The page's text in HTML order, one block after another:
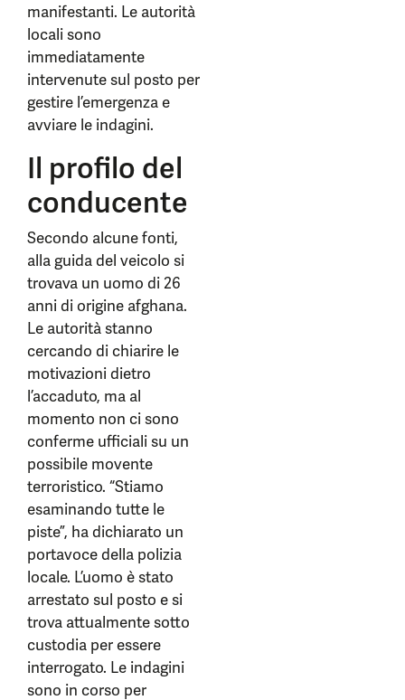
manifestanti. Le autorità
locali sono
immediatamente
intervenute sul posto per
gestire l’emergenza e
avviare le indagini.
Il profilo del
conducente
Secondo alcune fonti,
alla guida del veicolo si
trovava un uomo di 26
anni di origine afghana.
Le autorità stanno
cercando di chiarire le
motivazioni dietro
l’accaduto, ma al
momento non ci sono
conferme ufficiali su un
possibile movente
terroristico. “Stiamo
esaminando tutte le
piste”, ha dichiarato un
portavoce della polizia
locale. L’uomo è stato
arrestato sul posto e si
trova attualmente sotto
custodia per essere
interrogato. Le indagini
sono in corso per